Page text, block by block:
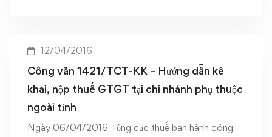
12/04/2016
Công văn 1421/TCT-KK – Hướng dẫn kê
khai, nộp thuế GTGT tại chi nhánh phụ thuộc
ngoài tỉnh
Ngày 06/04/2016 Tổng cục thuế ban hành công